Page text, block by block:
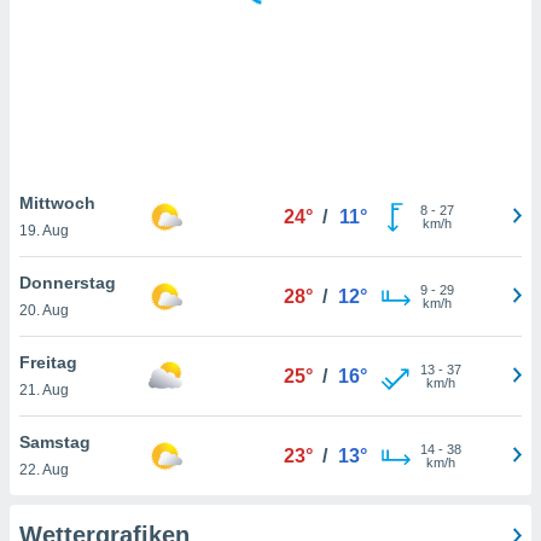
nicht
von
und
auf
klicken.
Mittwoch
19. Aug
24° / 11° 8- 27
km/h
Donnerstag
20. Aug
28° / 12° 9- 29
km/h
Freitag
21. Aug
25° / 16° 13- 37
km/h
Samstag
22. Aug
23° / 13° 14- 38
km/h
Wettergrafiken